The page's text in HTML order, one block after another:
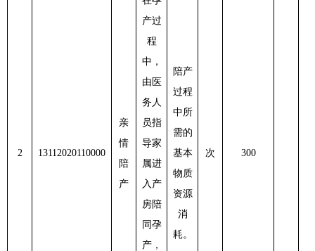
2 13112020110000
亲
情
陪
产
产过
程
中，
由医
务人
员指
导家
属进
入产
房陪
同孕
产，
陪产
过程
中所
需的
基本
物质
资源
消
耗。
次 300